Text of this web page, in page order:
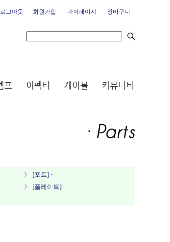
로그아웃 회원가입 마이페이지 장바구니
[포트] ·
[플레이트] ·